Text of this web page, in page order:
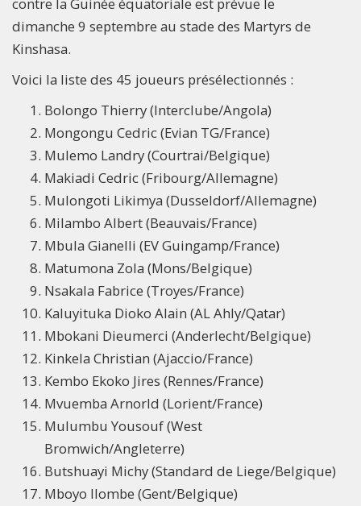
contre la Guinée équatoriale est prévue le
dimanche 9 septembre au stade des Martyrs de
Kinshasa.
Voici la liste des 45 joueurs présélectionnés :
Bolongo Thierry (Interclube/Angola)
Mongongu Cedric (Evian TG/France)
Mulemo Landry (Courtrai/Belgique)
Makiadi Cedric (Fribourg/Allemagne)
Mulongoti Likimya (Dusseldorf/Allemagne)
Milambo Albert (Beauvais/France)
Mbula Gianelli (EV Guingamp/France)
Matumona Zola (Mons/Belgique)
Nsakala Fabrice (Troyes/France)
Kaluyituka Dioko Alain (AL Ahly/Qatar)
Mbokani Dieumerci (Anderlecht/Belgique)
Kinkela Christian (Ajaccio/France)
Kembo Ekoko Jires (Rennes/France)
Mvuemba Arnorld (Lorient/France)
Mulumbu Yousouf (West
Bromwich/Angleterre)
Butshuayi Michy (Standard de Liege/Belgique)
Mboyo Ilombe (Gent/Belgique)